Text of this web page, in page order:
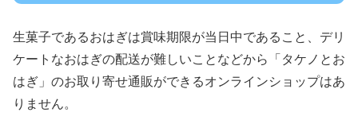
生菓子であるおはぎは賞味期限が当日中であること、デリ
ケートなおはぎの配送が難しいことなどから「タケノとお
はぎ」のお取り寄せ通販ができるオンラインショップはあ
りません。